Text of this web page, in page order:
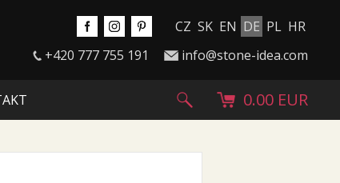
CZ SK EN DE PL HR
+420 777 755 191
info@stone-idea.com
0.00 EUR